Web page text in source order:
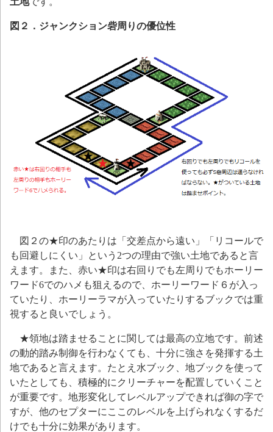
図２．ジャンクション砦周りの優位性
図２の★印のあたりは「交差点から遠い」「リコールで
も回避しにくい」という2つの理由で強い土地であると言
えます。また、赤い★印は右回りでも左周りでもホーリー
ワード6でのハメも狙えるので、ホーリーワード６が入っ
ていたり、ホーリーラマが入っていたりするブックでは重
視すると良いでしょう。
★領地は踏ませることに関しては最高の立地です。前述
の動的踏み制御を行わなくても、十分に強さを発揮する土
地であると言えます。たとえ水ブック、地ブックを使って
いたとしても、積極的にクリーチャーを配置していくこと
が重要です。地形変化してレベルアップできれば御の字で
すが、他のセプターにここのレベルを上げられなくするだ
けでも十分に効果があります。